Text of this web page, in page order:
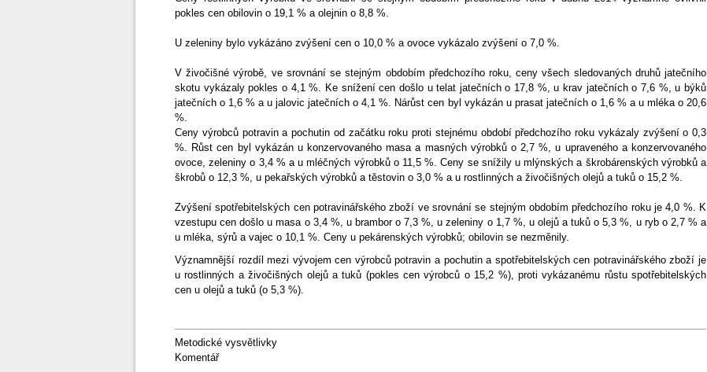
pokles cen obilovin o 19,1 % a olejnin o 8,8 %.
U zeleniny bylo vykázáno zvýšení cen o 10,0 % a ovoce vykázalo zvýšení o 7,0 %.
V živočišné výrobě, ve srovnání se stejným obdobím předchozího roku, ceny všech sledovaných druhů jatečního
skotu vykázaly pokles o 4,1 %. Ke snížení cen došlo u telat jatečních o 17,8 %, u krav jatečních o 7,6 %, u býků
jatečních o 1,6 % a u jalovic jatečních o 4,1 %. Nárůst cen byl vykázán u prasat jatečních o 1,6 % a u mléka o 20,6
%.
Ceny výrobců potravin a pochutin od začátku roku proti stejnému období předchozího roku vykázaly zvýšení o 0,3
%. Růst cen byl vykázán u konzervovaného masa a masných výrobků o 2,7 %, u upraveného a konzervovaného
ovoce, zeleniny o 3,4 % a u mléčných výrobků o 11,5 %. Ceny se snížily u mlýnských a škrobárenských výrobků a
škrobů o 12,3 %, u pekařských výrobků a těstovin o 3,0 % a u rostlinných a živočišných olejů a tuků o 15,2 %.
Zvýšení spotřebitelských cen potravinářského zboží ve srovnání se stejným obdobím předchozího roku je 4,0 %. K
vzestupu cen došlo u masa o 3,4 %, u brambor o 7,3 %, u zeleniny o 1,7 %, u olejů a tuků o 5,3 %, u ryb o 2,7 % a
u mléka, sýrů a vajec o 10,1 %. Ceny u pekárenských výrobků; obilovin se nezměnily.
Významnější rozdíl mezi vývojem cen výrobců potravin a pochutin a spotřebitelských cen potravinářského zboží je
u rostlinných a živočišných olejů a tuků (pokles cen výrobců o 15,2 %), proti vykázanému růstu spotřebitelských
cen u olejů a tuků (o 5,3 %).
Metodické vysvětlivky
Komentář